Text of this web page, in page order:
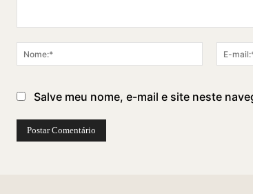
Nome:*
Salve meu nome, e-mail e site neste